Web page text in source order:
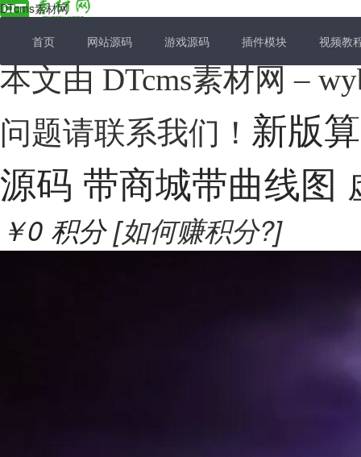
DTcms素材网
首页 网站源码 游戏源码 插件模块 视频教
本文由 DTcms素材网 –
问题请联系我们！ 新版
源码 带商城带曲线图
￥0 积分 [如何赚积分?]